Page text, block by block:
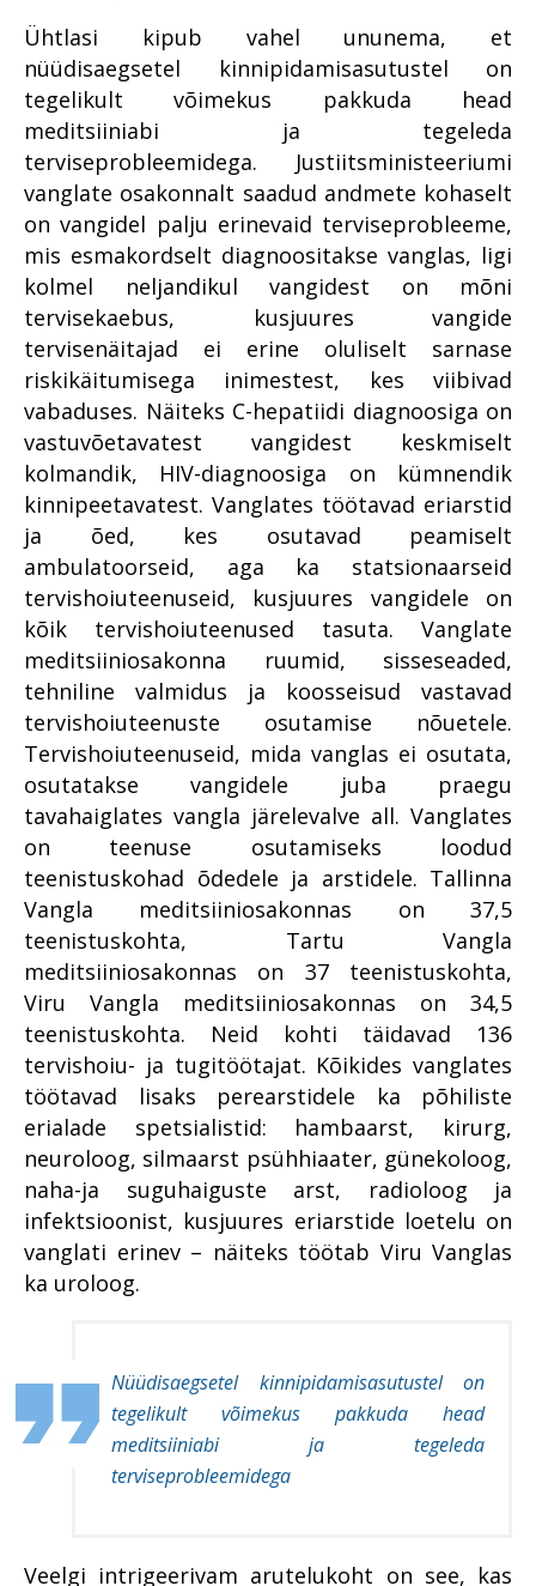
Ühtlasi kipub vahel ununema, et
nüüdisaegsetel kinnipidamisasutustel on
tegelikult võimekus pakkuda head
meditsiiniabi ja tegeleda
terviseprobleemidega. Justiitsministeeriumi
vanglate osakonnalt saadud andmete kohaselt
on vangidel palju erinevaid terviseprobleeme,
mis esmakordselt diagnoositakse vanglas, ligi
kolmel neljandikul vangidest on mõni
tervisekaebus, kusjuures vangide
tervisenäitajad ei erine oluliselt sarnase
riskikäitumisega inimestest, kes viibivad
vabaduses. Näiteks C-hepatiidi diagnoosiga on
vastuvõetavatest vangidest keskmiselt
kolmandik, HIV-diagnoosiga on kümnendik
kinnipeetavatest. Vanglates töötavad eriarstid
ja õed, kes osutavad peamiselt
ambulatoorseid, aga ka statsionaarseid
tervishoiuteenuseid, kusjuures vangidele on
kõik tervishoiuteenused tasuta. Vanglate
meditsiiniosakonna ruumid, sisseseaded,
tehniline valmidus ja koosseisud vastavad
tervishoiuteenuste osutamise nõuetele.
Tervishoiuteenuseid, mida vanglas ei osutata,
osutatakse vangidele juba praegu
tavahaiglates vangla järelevalve all. Vanglates
on teenuse osutamiseks loodud
teenistuskohad õdedele ja arstidele. Tallinna
Vangla meditsiiniosakonnas on 37,5
teenistuskohta, Tartu Vangla
meditsiiniosakonnas on 37 teenistuskohta,
Viru Vangla meditsiiniosakonnas on 34,5
teenistuskohta. Neid kohti täidavad 136
tervishoiu- ja tugitöötajat. Kõikides vanglates
töötavad lisaks perearstidele ka põhiliste
erialade spetsialistid: hambaarst, kirurg,
neuroloog, silmaarst psühhiaater, günekoloog,
naha-ja suguhaiguste arst, radioloog ja
infektsioonist, kusjuures eriarstide loetelu on
vanglati erinev – näiteks töötab Viru Vanglas
ka uroloog.
Nüüdisaegsetel kinnipidamisasutustel on
tegelikult võimekus pakkuda head
meditsiiniabi ja tegeleda
terviseprobleemidega
Veelgi intrigeerivam arutelukoht on see, kas